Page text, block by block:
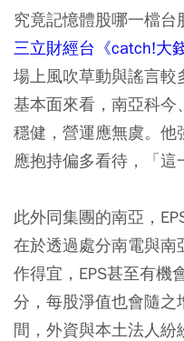
究竟記憶體股哪一檔
三立財經台《catch!大
場上風吹草動與謠言較
基本面來看，南亞科今
穩健，營運應無虞。
應抱持偏多看待，「這
此外同集團的南亞，
在於透過處分南電與
作得宜，EPS甚至有機
分，每股淨值也會隨之
間，外資與本土法人